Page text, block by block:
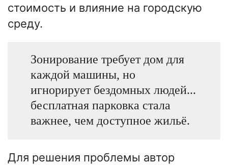
стоимость и влияние на городскую
среду.
Зонирование требует дом для
каждой машины, но
игнорирует бездомных людей...
бесплатная парковка стала
важнее, чем доступное жильё.
Для решения проблемы автор